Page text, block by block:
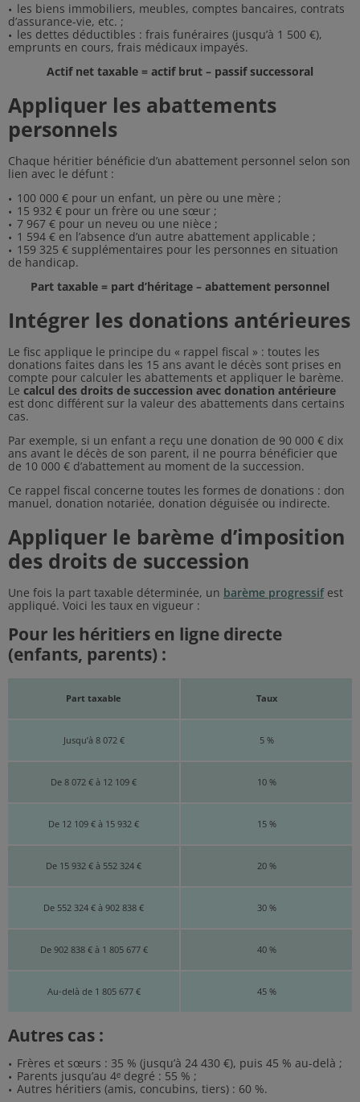
les biens immobiliers, meubles, comptes bancaires, contrats
d’assurance-vie, etc. ;
les dettes déductibles : frais funéraires (jusqu’à 1 500 €),
emprunts en cours, frais médicaux impayés.
Actif net taxable = actif brut – passif successoral
Appliquer les abattements
personnels
Chaque héritier bénéficie d’un abattement personnel selon son
lien avec le défunt :
100 000 € pour un enfant, un père ou une mère ;
15 932 € pour un frère ou une sœur ;
7 967 € pour un neveu ou une nièce ;
1 594 € en l’absence d’un autre abattement applicable ;
159 325 € supplémentaires pour les personnes en situation
de handicap.
Part taxable = part d’héritage – abattement personnel
Intégrer les donations antérieures
Le fisc applique le principe du « rappel fiscal » : toutes les
donations faites dans les 15 ans avant le décès sont prises en
compte pour calculer les abattements et appliquer le barème.
Le calcul des droits de succession avec donation antérieure
est donc différent sur la valeur des abattements dans certains
cas.
Par exemple, si un enfant a reçu une donation de 90 000 € dix
ans avant le décès de son parent, il ne pourra bénéficier que
de 10 000 € d’abattement au moment de la succession.
Ce rappel fiscal concerne toutes les formes de donations : don
manuel, donation notariée, donation déguisée ou indirecte.
Appliquer le barème d’imposition
des droits de succession
Une fois la part taxable déterminée, un barème progressifest
appliqué. Voici les taux en vigueur :
Pour les héritiers en ligne directe
(enfants, parents) :
Part taxable Taux
Jusqu’à 8 072 € 5 %
De 8 072 € à 12 109 € 10 %
De 12 109 € à 15 932 € 15 %
De 15 932 € à 552 324 € 20 %
De 552 324 € à 902 838 € 30 %
De 902 838 € à 1 805 677 € 40 %
Au-delà de 1 805 677 € 45 %
Autres cas :
Frères et sœurs : 35 % (jusqu’à 24 430 €), puis 45 % au-delà ;
Parents jusqu’au 4ᵉ degré : 55 % ;
Autres héritiers (amis, concubins, tiers) : 60 %.